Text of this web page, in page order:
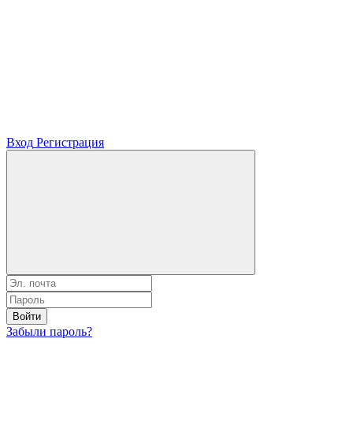
Вход Регистрация
Войти
Забыли пароль?